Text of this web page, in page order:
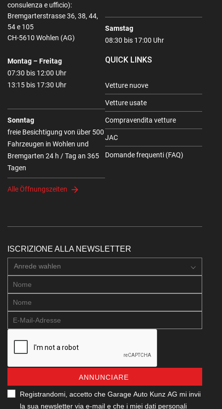
consulenza e ufficio):
Bremgarterstrasse 36, 38, 44,
54 e 105
CH-5610 Wohlen (AG)
Samstag
08:30 bis 17:00 Uhr
Montag – Freitag
07:30 bis 12:00 Uhr
13:15 bis 17:30 Uhr
Sonntag
freie Besichtigung von über 500
Fahrzeugen in Wohlen und
Bremgarten 24 h / Tag an 365
Tagen
Alle Öffnungszeiten
QUICK LINKS
Vetture nuove
Vetture usate
Compravendita vetture
JAC
Domande frequenti (FAQ)
ISCRIZIONE ALLA NEWSLETTER
Anrede wahlen
ANNUNCIARE
Registrandomi, accetto che Garage Auto Kunz AG mi invii
la sua newsletter via e-mail e che i miei dati personali